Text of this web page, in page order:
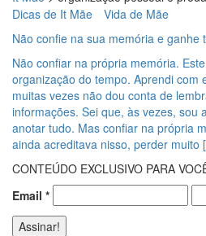
Dicas de It Mãe
Vida de Mãe
Não confie na sua memória e ganhe
Não confiar na própria memória.
organização do tempo. Aprendi com
muitas vezes não dou conta de
informações. Sei que, às vezes, sou
anotar tudo. Mas confiar na própria
ainda acreditava nisso, perder
CONTEÚDO EXCLUSIVO PARA
Email *